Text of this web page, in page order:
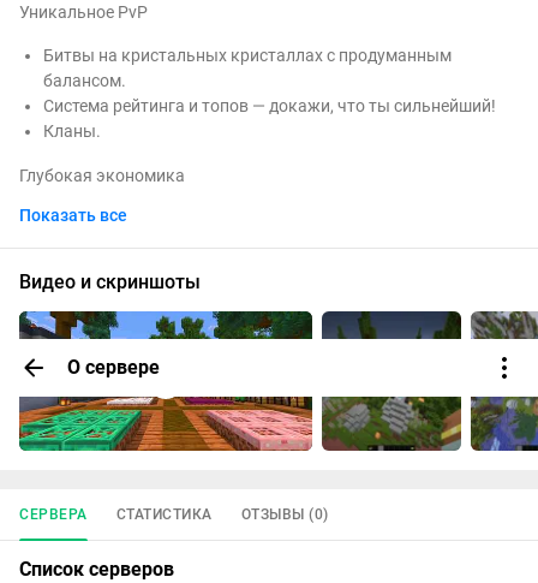
О сервере
Уникальное PvP
Битвы на кристальных кристаллах с продуманным
балансом.
Система рейтинга и топов — докажи, что ты сильнейший!
Кланы.
Глубокая экономика
Игровая валюта (/money), торговля и аукцион (/ah).
Донат-магазин без pay-to-win — только косметика и
Автофермы и автоматизация
Sell — продавай ресурсы прямо с руки.
Shop — выгодные цены на ходовые предметы.
Дополнительный кайф
и др.).
Почему мы?
Показать все
Видео и скриншоты
СЕРВЕРА СТАТИСТИКА ОТЗЫВЫ (0)
Список серверов